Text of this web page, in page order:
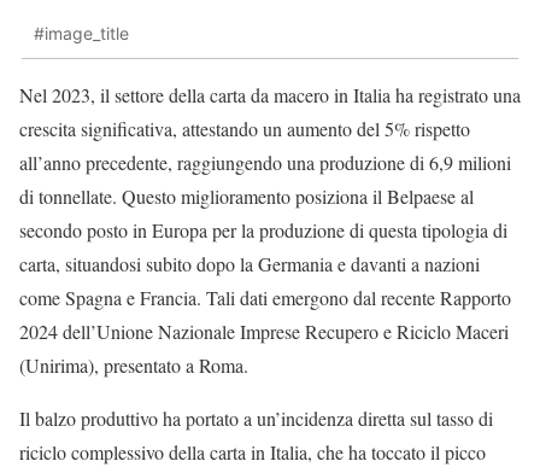
#image_title
Nel 2023, il settore della carta da macero in Italia ha registrato una
crescita significativa, attestando un aumento del 5% rispetto
all’anno precedente, raggiungendo una produzione di 6,9 milioni
di tonnellate. Questo miglioramento posiziona il Belpaese al
secondo posto in Europa per la produzione di questa tipologia di
carta, situandosi subito dopo la Germania e davanti a nazioni
come Spagna e Francia. Tali dati emergono dal recente Rapporto
2024 dell’Unione Nazionale Imprese Recupero e Riciclo Maceri
(Unirima), presentato a Roma.
Il balzo produttivo ha portato a un’incidenza diretta sul tasso di
riciclo complessivo della carta in Italia, che ha toccato il picco